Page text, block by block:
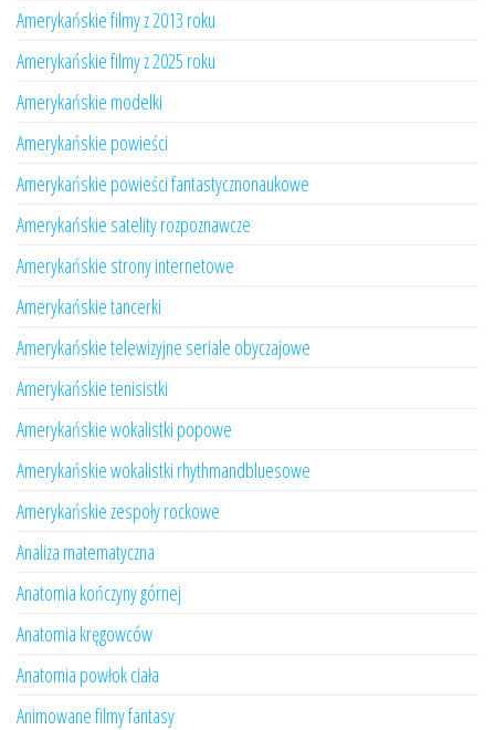
Amerykańskie filmy z 2013 roku
Amerykańskie filmy z 2025 roku
Amerykańskie modelki
Amerykańskie powieści
Amerykańskie powieści fantastycznonaukowe
Amerykańskie satelity rozpoznawcze
Amerykańskie strony internetowe
Amerykańskie tancerki
Amerykańskie telewizyjne seriale obyczajowe
Amerykańskie tenisistki
Amerykańskie wokalistki popowe
Amerykańskie wokalistki rhythmandbluesowe
Amerykańskie zespoły rockowe
Analiza matematyczna
Anatomia kończyny górnej
Anatomia kręgowców
Anatomia powłok ciała
Animowane filmy fantasy